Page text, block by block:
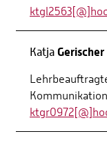
Katja Gerischer